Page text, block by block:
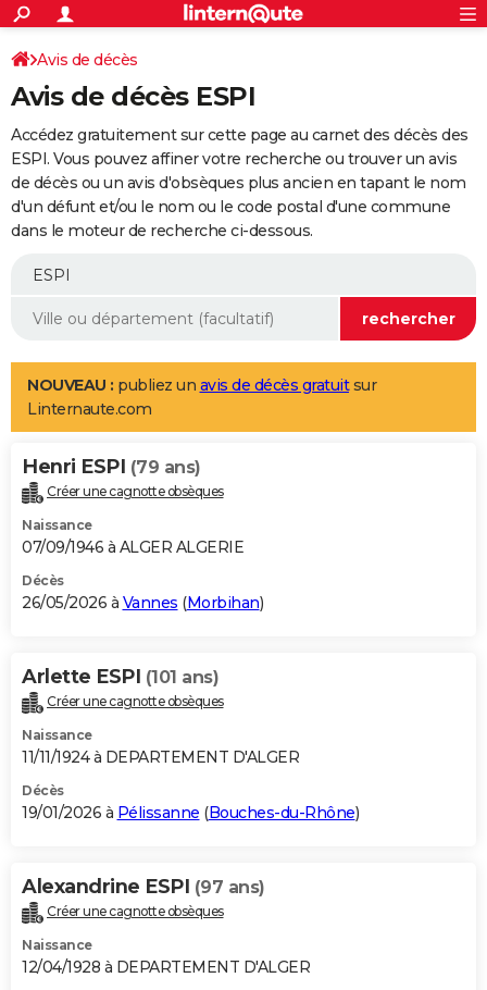
ACTUALITÉS
Politique
Société
Faits Divers
Education
Monde
Villes
+
SPORT
Coupe du monde 2026
Football
Tennis
Cyclisme
Rugby
Forum
Programme TV
TNT
Streaming
Cinéma
Sorties cinéma
Musique
+
FINANCE
Retraite
Impôts
Epargne
Immobilier
Risques naturels par ville
Banque
Assurance
Crédit
AUTO
Essais
Réserver un essai
Citadines
Berlines
SUV
Forum auto
+
Mobiles
Meilleur smartphone
Internet
Ordinateurs
Jeux vidéo
Guide high-tech
Aménagement intérieur
LIFESTYLE
Art de vivre
Bien-être
Loisirs
Mode
Modes de vie
Alimentation
Guide de la santé
Maladies
Médicaments
Sommeil
VOYAGE
Destinations
City break
Voyage nature
Voyage de noces
Forum
Climat
+PHOTO
GUIDES D'ACHAT
BONS PLANS
Carte de Noël
Carte Bonne année
Carte Saint-Valentin
Carte Pâques
Carte d'anniversaire
DICTIONNAIRE
Dictionnaire
Biographies
Citations
Expressions
Proverbes
PROGRAMME TV
S'inscrire
Se connecter
Lycées
Collèges
Primaires
Universités
Entreprises
Service militaire
Avis de recherche
AVIS DE DÉCÈS
Bricolage
Lifestyle
Culture
Sport
Auto
Television
Voyage
Cinema
Avis de décès
Avis de décès ESPI
Accédez gratuitement sur cette page au carnet des décès des
ESPI. Vous pouvez affiner votre recherche ou trouver un avis
de décès ou un avis d'obsèques plus ancien en tapant le nom
d'un défunt et/ou le nom ou le code postal d'une commune
dans le moteur de recherche ci-dessous.
NOUVEAU : publiez un avis de décès gratuitsur
Linternaute.com
Henri ESPI (79 ans)
Créer une cagnotte obsèques
Naissance
07/09/1946 à ALGER ALGERIE
Décès
26/05/2026 à Vannes (Morbihan)
Arlette ESPI (101 ans)
Créer une cagnotte obsèques
Naissance
11/11/1924 à DEPARTEMENT D'ALGER
Décès
19/01/2026 à Pélissanne (Bouches-du-Rhône)
Alexandrine ESPI (97 ans)
Créer une cagnotte obsèques
Naissance
12/04/1928 à DEPARTEMENT D'ALGER